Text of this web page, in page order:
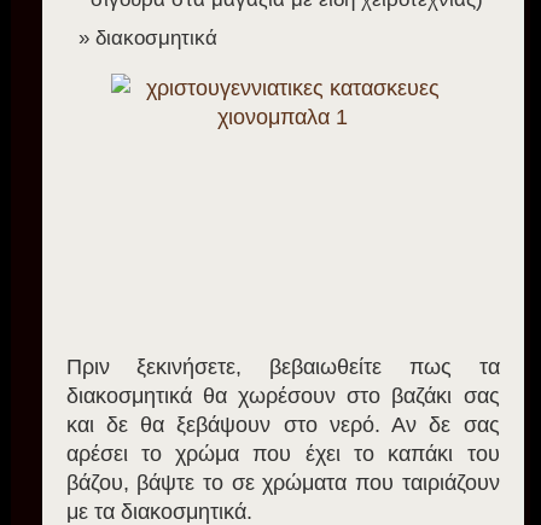
διακοσμητικά
Πριν ξεκινήσετε, βεβαιωθείτε πως τα
διακοσμητικά θα χωρέσουν στο βαζάκι σας
και δε θα ξεβάψουν στο νερό. Αν δε σας
αρέσει το χρώμα που έχει το καπάκι του
βάζου, βάψτε το σε χρώματα που ταιριάζουν
με τα διακοσμητικά.